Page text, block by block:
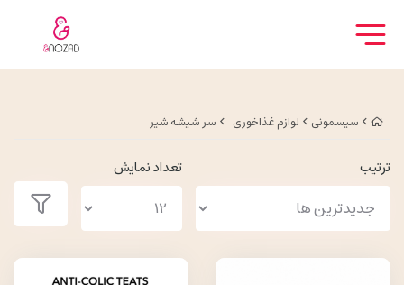
سیسمونی لوازم غذاخوری سر شیشه شیر
ترتیب تعداد نمایش